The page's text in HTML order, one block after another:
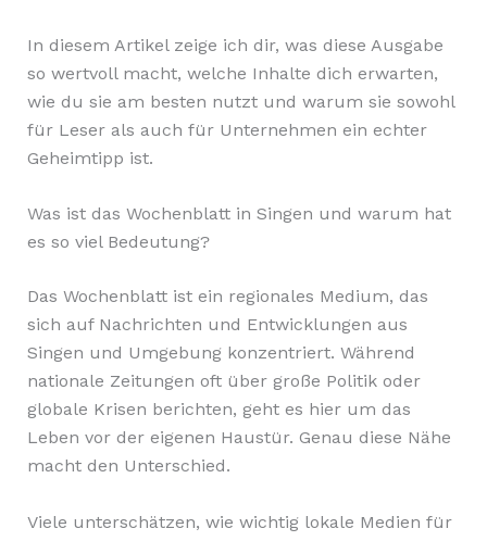
In diesem Artikel zeige ich dir, was diese Ausgabe
so wertvoll macht, welche Inhalte dich erwarten,
wie du sie am besten nutzt und warum sie sowohl
für Leser als auch für Unternehmen ein echter
Geheimtipp ist.
Was ist das Wochenblatt in Singen und warum hat
es so viel Bedeutung?
Das Wochenblatt ist ein regionales Medium, das
sich auf Nachrichten und Entwicklungen aus
Singen und Umgebung konzentriert. Während
nationale Zeitungen oft über große Politik oder
globale Krisen berichten, geht es hier um das
Leben vor der eigenen Haustür. Genau diese Nähe
macht den Unterschied.
Viele unterschätzen, wie wichtig lokale Medien für